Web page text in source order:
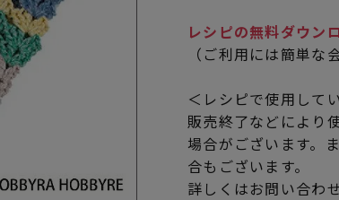
レシピの無料ダウン
（ご利用には簡単な
＜レシピで使用して
販売終了などにより
場合がございます。
合もございます。
詳しくはお問い合わ